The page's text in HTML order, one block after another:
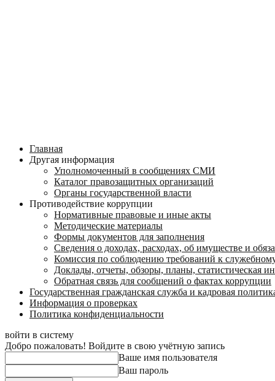
Главная
Другая информация
Уполномоченный в сообщениях СМИ
Каталог правозащитных организаций
Органы государственной власти
Противодействие коррупции
Нормативные правовые и иные акты
Методические материалы
Формы документов для заполнения
Сведения о доходах, расходах, об имуществе и
Комиссия по соблюдению требований к
Доклады, отчеты, обзоры, планы, статистическая
Обратная связь для сообщений о фактах коррупции
Государственная гражданская служба и кадровая
Информация о проверках
Политика конфиденциальности
войти в систему
Добро пожаловать! Войдите в свою учётную запись
Ваше имя пользователя
Ваш пароль